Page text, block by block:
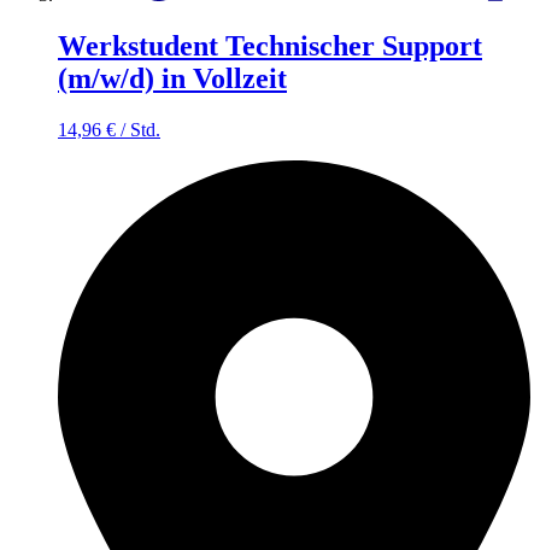
Werkstudent Technischer Support
(m/w/d) in Vollzeit
14,96 € / Std.